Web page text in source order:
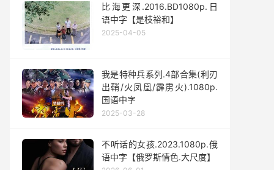
比海更深.2016.BD1080p.日
语中字【是枝裕和】
2025-04-05
我是特种兵系列.4部合集(利刃
出鞘/火凤凰/霹雳火).1080p.
国语中字
2025-03-28
不听话的女孩.2023.1080p.俄
语中字【俄罗斯情色.大尺度】